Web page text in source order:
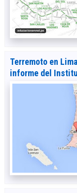
Terremoto en
informe del